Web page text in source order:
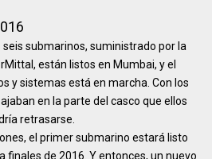
submarinos, suministrado por la
están listos en Mumbai, y el
y sistemas está en marcha. Con los
en la parte del casco que ellos
retrasarse.
el primer submarino estará listo
finales de 2016. Y entonces, un nuevo